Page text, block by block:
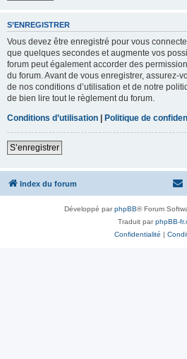
S’ENREGISTRER
Vous devez être enregistré pour vous
que quelques secondes et augmente vos
forum peut également accorder des
du forum. Avant de vous enregistrer, assurez-
de nos conditions d’utilisation et de notre
de bien lire tout le règlement du forum.
Conditions d’utilisation | Politique de
S’enregistrer
Index du forum
Développé parphpBB® Forum
Traduit parphpBB-
Confidentialité |